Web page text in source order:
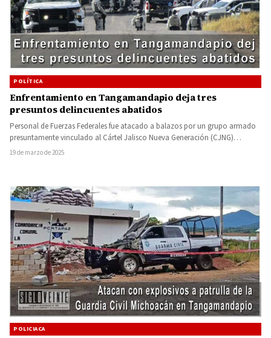
POLÍTICA
Enfrentamiento en Tangamandapio deja tres
presuntos delincuentes abatidos
Personal de Fuerzas Federales fue atacado a balazos por un grupo armado
presuntamente vinculado al Cártel Jalisco Nueva Generación (CJNG)…
19 de marzo de 2025
POLICIACA